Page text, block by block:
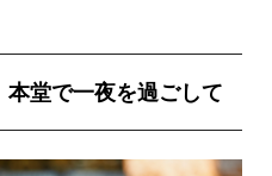
堂で一夜を過ごして